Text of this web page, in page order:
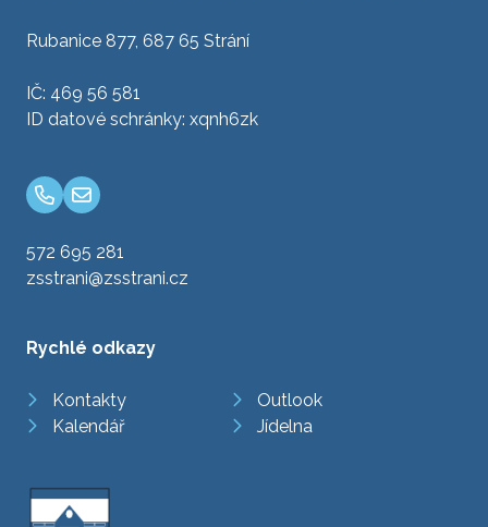
Rubanice 877, 687 65 Strání
IČ: 469 56 581
ID datové schránky: xqnh6zk
572 695 281
zsstrani@zsstrani.cz
Rychlé odkazy
Kontakty
Outlook
Kalendář
Jídelna